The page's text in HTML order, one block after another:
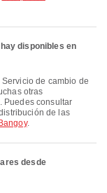
disponibles en
otras
Puedes consultar
de las
.
desde